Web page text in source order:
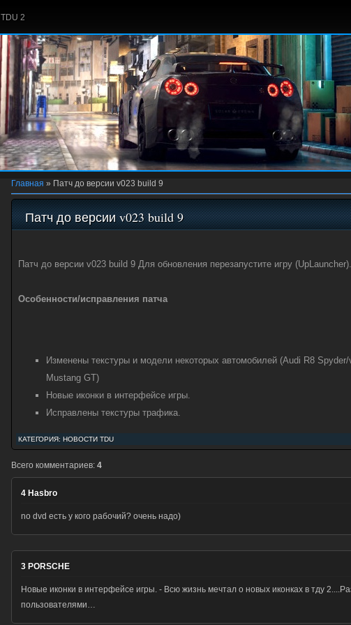
TDU 2
Главная » Патч до версии v023 build 9
Патч до версии v023 build 9
Патч до версии v023 build 9 Для обновления перезапустите игру
Особенности/исправления патча
Изменены текстуры и модели некоторых автомобилей (Audi R8
Mustang GT)
Новые иконки в интерфейсе игры.
Исправлены текстуры трафика.
КАТЕГОРИЯ: НОВОСТИ TDU
Всего комментариев: 4
4 Hasbro
no dvd есть у кого рабочий? очень надо)
3 PORSCHE
Новые иконки в интерфейсе игры. - Всю жизнь мечтал о новых иконках в тду
пользователями…